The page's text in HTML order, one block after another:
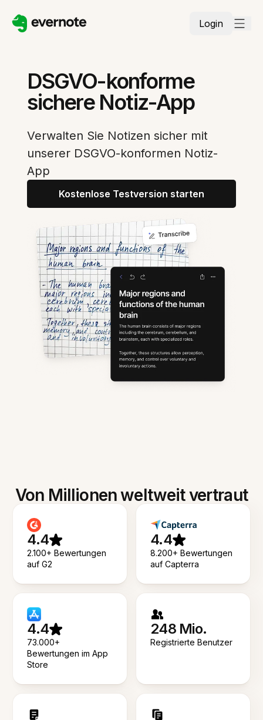
Login
DSGVO-konforme
sichere Notiz-App
Verwalten Sie Notizen sicher mit
unserer DSGVO-konformen Notiz-
App
Kostenlose Testversion starten
Von Millionen weltweit vertraut
4.4
2.100+ Bewertungen
auf G2
4.4
8.200+ Bewertungen
auf Capterra
4.4
73.000+
Bewertungen im App
Store
248 Mio.
Registrierte Benutzer